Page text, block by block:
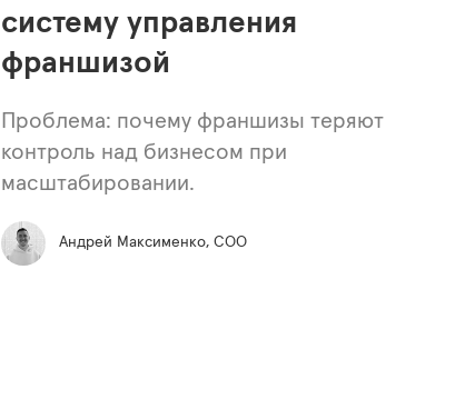
систему управления
франшизой
Проблема: почему франшизы теряют
контроль над бизнесом при
масштабировании.
Андрей Максименко, COO